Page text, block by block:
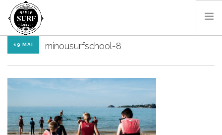
SURF & BODYBOARD
PADDLE
SHOP
CONTACT
19 MAI minousurfschool-8